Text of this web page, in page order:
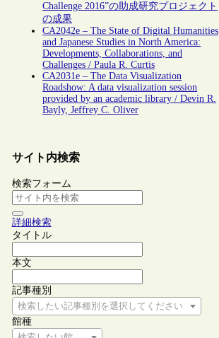
Challenge 2016”の助成研究プロジェクト
の成果
CA2042e – The State of Digital Humanities
and Japanese Studies in North America:
Developments, Collaborations, and
Challenges / Paula R. Curtis
CA2031e – The Data Visualization
Roadshow: A data visualization session
provided by an academic library / Devin R.
Bayly, Jeffrey C. Oliver
サイト内検索
検索フォーム
詳細検索
タイトル
本文
記事種別
検索したい記事種別を選択してください
館種